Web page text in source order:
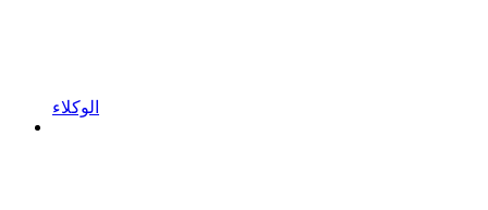
الوكلاء